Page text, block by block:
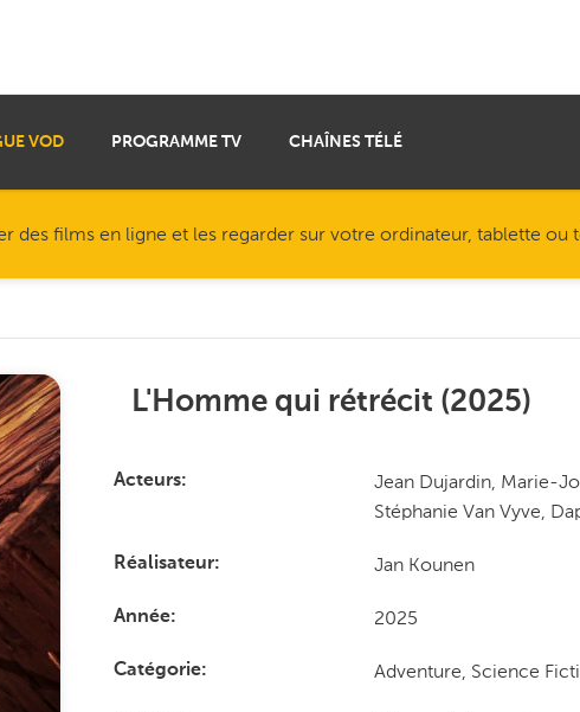
VOD PROGRAMME TV CHAÎNES TÉLÉ
des films en ligne et les regarder sur votre ordinateur, tablette ou
L'Homme qui rétrécit (2025)
Acteurs
Jean Dujardin, Marie-
Stéphanie Van Vyve,
Réalisateur Jan Kounen
Année 2025
Catégorie Adventure, Science